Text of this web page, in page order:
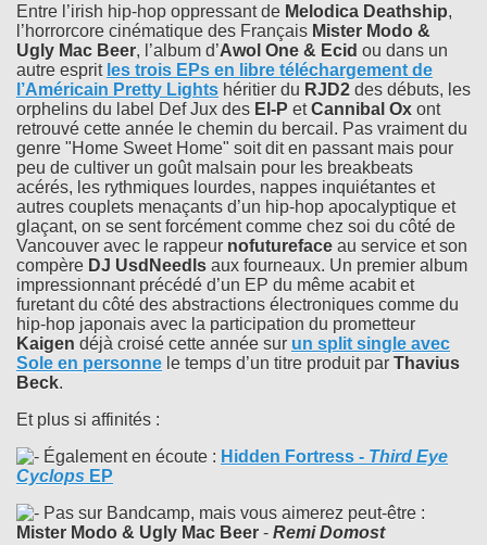
Entre l’irish hip-hop oppressant de Melodica Deathship,
l’horrorcore cinématique des Français Mister Modo &
Ugly Mac Beer, l’album d’Awol One & Ecid ou dans un
autre esprit les trois EPs en libre téléchargement de
l’Américain Pretty Lights héritier du RJD2 des débuts, les
orphelins du label Def Jux des El-P etCannibal Ox ont
retrouvé cette année le chemin du bercail. Pas vraiment du
genre "Home Sweet Home" soit dit en passant mais pour
peu de cultiver un goût malsain pour les breakbeats
acérés, les rythmiques lourdes, nappes inquiétantes et
autres couplets menaçants d’un hip-hop apocalyptique et
glaçant, on se sent forcément comme chez soi du côté de
Vancouver avec le rappeur nofutureface au service et son
compère DJ UsdNeedls aux fourneaux. Un premier album
impressionnant précédé d’un EP du même acabit et
furetant du côté des abstractions électroniques comme du
hip-hop japonais avec la participation du prometteur
Kaigen déjà croisé cette année sur un split single avec
Sole en personne le temps d’un titre produit par Thavius
Beck.
Et plus si affinités :
Également en écoute : Hidden Fortress - Third Eye
Cyclops EP
Pas sur Bandcamp, mais vous aimerez peut-être :
Mister Modo & Ugly Mac Beer - Remi Domost